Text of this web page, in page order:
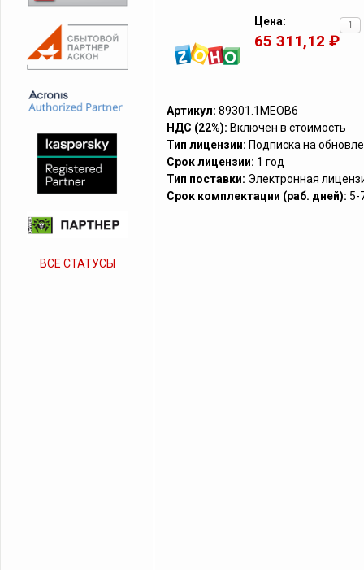
Цена:
65 311,12 ₽
Артикул: 89301.1MEOB6
НДС (22%): Включен в стоимость
Тип лицензии: Подписка на
Срок лицензии: 1 год
Тип поставки: Электронная
Срок комплектации (раб. дней): 5-
ВСЕ СТАТУСЫ